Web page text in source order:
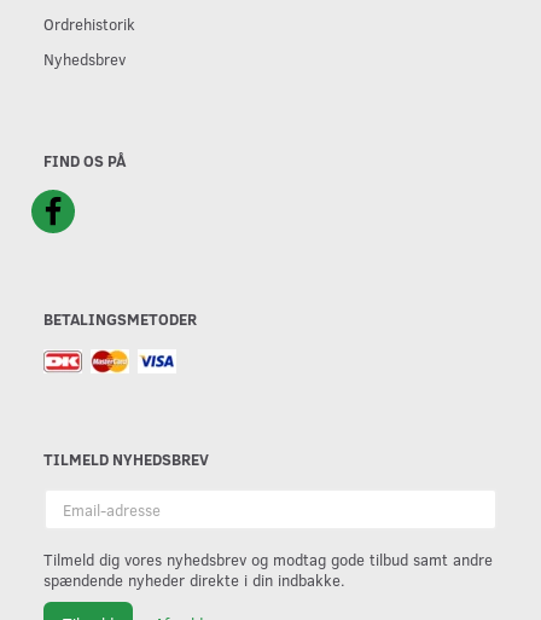
Ordrehistorik
Nyhedsbrev
FIND OS PÅ
BETALINGSMETODER
TILMELD NYHEDSBREV
adresse
Tilmeld dig vores nyhedsbrev og modtag gode tilbud samt andre
spændende nyheder direkte i din indbakke.